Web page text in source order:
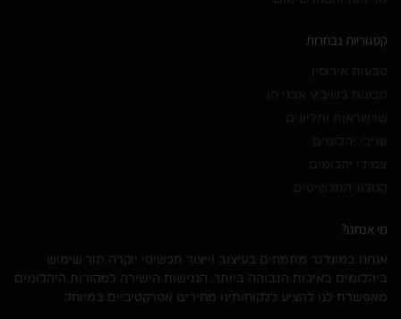
קטגוריות נבחרות
טבעות אירוסין
טבעות בשיבוץ אבני חן
שרשראות ותליונים
עגילי יהלומים
צמידי יהלומים
קטלוג התכשיטים
מי אנחנו?
אנחנו במונדגר מתמחים בעיצוב וייצור תכשיטי יוקרה תוך שימוש
ביהלומים באיכות הגבוהה ביותר. הנגישות הישירה למקורות היהלומים
מאפשרת לנו להציע ללקוחותינו מחירים אטרקטיביים במיוחד.